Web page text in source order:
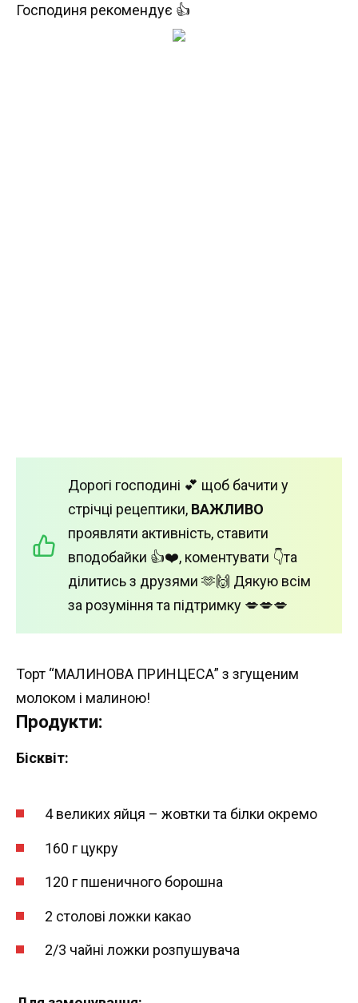
Господиня рекомендує 👍
Дорогі господині 💕 щоб бачити у
стрічці рецептики, ВАЖЛИВО
проявляти активність, ставити
вподобайки 👍❤️, коментувати 👇та
ділитись з друзями 🫶🙌 Дякую всім
за розуміння та підтримку 💋💋💋
Торт “МАЛИНОВА ПРИНЦЕСА” з згущеним
молоком і малиною!
Продукти:
Бісквіт:
4 великих яйця – жовтки та білки окремо
160 г цукру
120 г пшеничного борошна
2 столові ложки какао
2/3 чайні ложки розпушувача